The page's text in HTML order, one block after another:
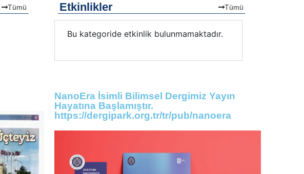
Tümü Etkinlikler Tümü
Bu kategoride etkinlik bulunmamaktadır.
NanoEra İsimli Bilimsel Dergimiz Yayın
Hayatına Başlamıştır.
https://dergipark.org.tr/tr/pub/nanoera